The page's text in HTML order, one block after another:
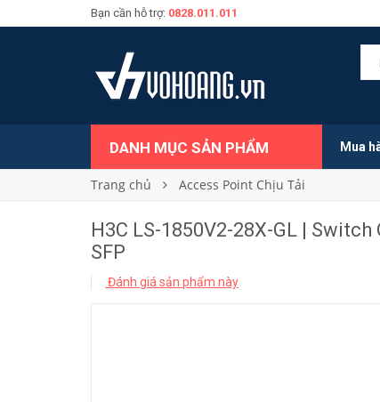
Bạn cần hỗ trợ: 0828.011.011
DANH MỤC SẢN PHẨM Mua
Trang chủ Access Point Chịu Tải
H3C LS-1850V2-28X-GL |
SFP
Đánh giá sản phẩm này